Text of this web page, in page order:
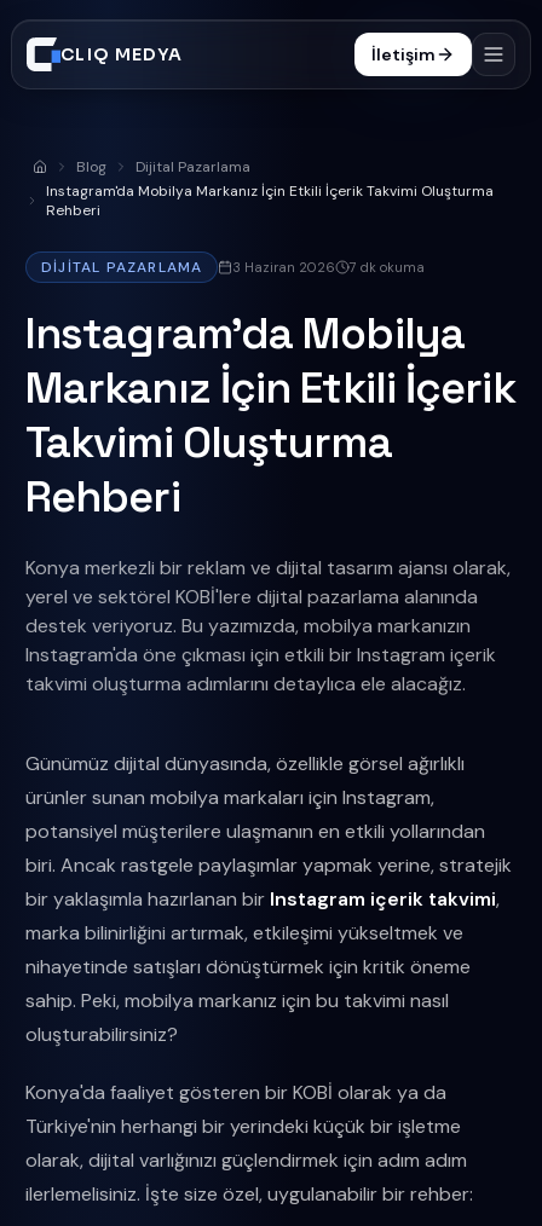
CLIQ MEDYA İletişim
İşler
Blog
SSS
0332 606 25 47
Anasayfa
Blog
Dijital Pazarlama
Instagram'da Mobilya Markanız İçin Etkili İçerik Takvimi Oluşturma
Rehberi
DIJITAL PAZARLAMA 3 Haziran 2026 7 dk okuma
Instagram'da Mobilya
Markanız İçin Etkili İçerik
Takvimi Oluşturma
Rehberi
Konya merkezli bir reklam ve dijital tasarım ajansı olarak,
yerel ve sektörel KOBİ'lere dijital pazarlama alanında
destek veriyoruz. Bu yazımızda, mobilya markanızın
Instagram'da öne çıkması için etkili bir Instagram içerik
takvimi oluşturma adımlarını detaylıca ele alacağız.
Günümüz dijital dünyasında, özellikle görsel ağırlıklı
ürünler sunan mobilya markaları için Instagram,
potansiyel müşterilere ulaşmanın en etkili yollarından
biri. Ancak rastgele paylaşımlar yapmak yerine, stratejik
bir yaklaşımla hazırlanan bir Instagram içerik takvimi,
marka bilinirliğini artırmak, etkileşimi yükseltmek ve
nihayetinde satışları dönüştürmek için kritik öneme
sahip. Peki, mobilya markanız için bu takvimi nasıl
oluşturabilirsiniz?
Konya'da faaliyet gösteren bir KOBİ olarak ya da
Türkiye'nin herhangi bir yerindeki küçük bir işletme
olarak, dijital varlığınızı güçlendirmek için adım adım
ilerlemelisiniz. İşte size özel, uygulanabilir bir rehber: